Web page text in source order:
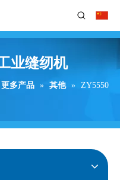
业缝纫机
更多产品 » 其他 » ZY5550